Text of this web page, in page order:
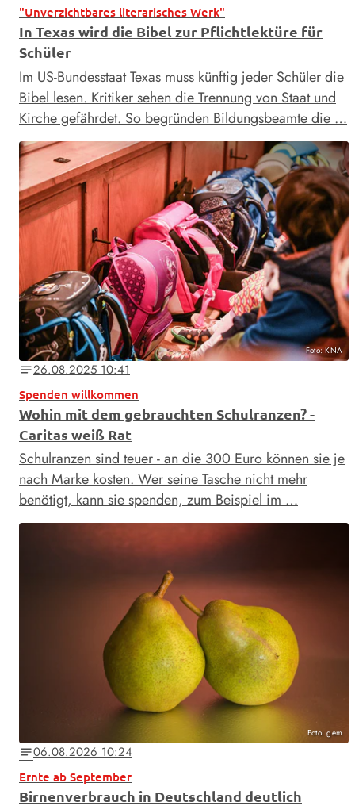
"Unverzichtbares literarisches Werk"
In Texas wird die Bibel zur Pflichtlektüre für
Schüler
Im US-Bundesstaat Texas muss künftig jeder Schüler die
Bibel lesen. Kritiker sehen die Trennung von Staat und
Kirche gefährdet. So begründen Bildungsbeamte die …
Foto: KNA
notes26.08.2025 10:41
Spenden willkommen
Wohin mit dem gebrauchten Schulranzen? -
Caritas weiß Rat
Schulranzen sind teuer - an die 300 Euro können sie je
nach Marke kosten. Wer seine Tasche nicht mehr
benötigt, kann sie spenden, zum Beispiel im …
Foto: gem
notes06.08.2026 10:24
Ernte ab September
Birnenverbrauch in Deutschland deutlich